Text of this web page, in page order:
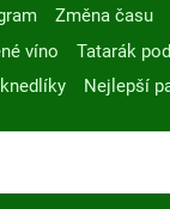
Změna času
víno Tatarák
Nejlepší